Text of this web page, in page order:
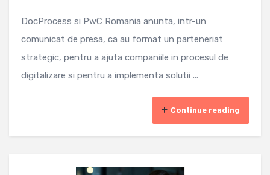
DocProcess si PwC Romania anunta, intr-un
comunicat de presa, ca au format un parteneriat
strategic, pentru a ajuta companiile in procesul de
digitalizare si pentru a implementa solutii ...
Continue reading